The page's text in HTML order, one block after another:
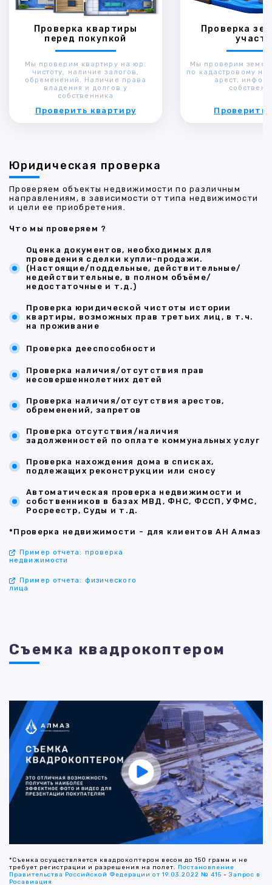
Проверка квартиры
перед покупкой
Мы проверим квартиру на юр.
чистоту, наличие залогов,
обременений. Наличие права
владения и долгов у
собственника
Проверить квартиру
Проверка
Мы проверим
по кадастровому
арест,
Проверить
Юридическая проверка
Проверяем объекты недвижимости по различным
направлениям, в зависимости от типа недвижимости
и цели ее приобретения.
Что мы проверяем ?
Оценка документов, необходимых для
проведения сделки купли-продажи.
(Настоящие/поддельные, действительные/
недействительные, в полном объёме/
недостаточные и т.д.)
Проверка юридической чистоты истории
квартиры, возможных прав третьих лиц, в т.ч.
на проживание
Проверка дееспособности
Проверка наличия/отсутствия прав
несовершеннолетних детей
Проверка наличия/отсутствия арестов,
обременений, запретов
Проверка отсутствия/наличия
задолженностей по оплате коммунальных услуг
Проверка нахождения дома в списках,
подлежащих реконструкции или сносу
Автоматическая проверка недвижимости и
собственников в базах МВД, ФНС, ФССП, УФМС,
Росреестр, Суды и т.д.
*Проверка недвижимости - для клиентов АН Алмаз
Пример отчета: проверка
недвижимости
Пример отчета: физического
лица
Съемка квадрокоптером
*Съемка осуществляется квадрокоптером весом до 150 грамм и не
требует регистрации и разрешения на полет. Постановление
Правительства Российской Федерации от 19.03.2022 № 415 -Запрос в
Росавиация